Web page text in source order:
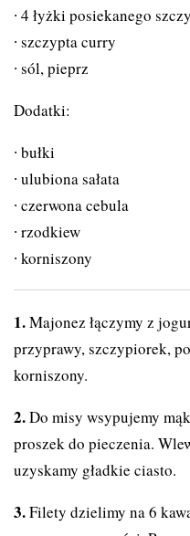
4 łyżki posiekanego
szczypta curry
sól, pieprz
Dodatki:
bułki
ulubiona sałata
czerwona cebula
rzodkiew
korniszony
Majonez łączymy z
przyprawy, szczypiorek,
korniszony.
Do misy wsypujemy
proszek do pieczenia.
uzyskamy gładkie ciasto.
Filety dzielimy na 6